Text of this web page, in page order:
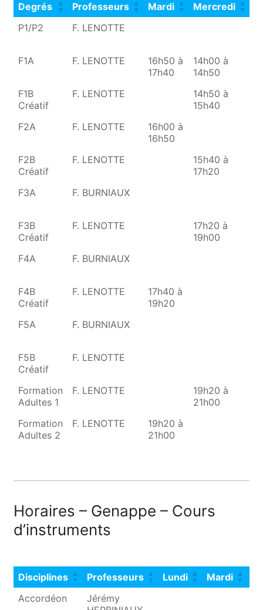
Degrés Professeurs Mardi Mercredi
Degrés
Professeurs
P1/P2 F. LENOTTE
F1A
F. LENOTTE
16h50 à
17h40
14h00 à
14h50
F1B
Créatif
F. LENOTTE
14h50 à
15h40
F2A
F. LENOTTE
16h00 à
16h50
F2B
Créatif
F. LENOTTE
15h40 à
17h20
F3A
F. BURNIAUX
F3B
Créatif
F. LENOTTE
17h20 à
19h00
F4A
F. BURNIAUX
F4B
Créatif
F. LENOTTE
17h40 à
19h20
F5A
F. BURNIAUX
F5B
Créatif
F. LENOTTE
Formation
Adultes 1
F. LENOTTE
19h20 à
21h00
Formation
Adultes 2
F. LENOTTE
19h20 à
21h00
Horaires – Genappe – Cours
d’instruments
Disciplines Professeurs Lundi Mardi
Disciplines
Professeurs
Accordéon
Jérémy